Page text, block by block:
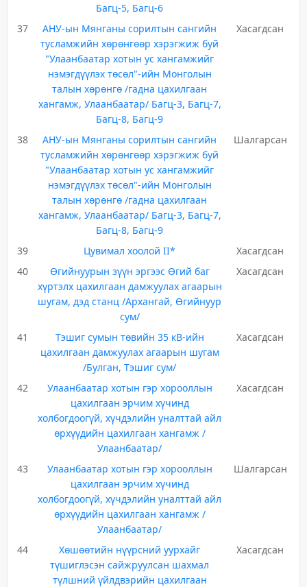
Багц-5, Багц-6
37
АНУ-ын Мянганы сорилтын сангийн
тусламжийн хөрөнгөөр хэрэгжиж буй
"Улаанбаатар хотын ус хангамжийг
нэмэгдүүлэх төсөл"-ийн Монголын
талын хөрөнгө /гадна цахилгаан
хангамж, Улаанбаатар/ Багц-3, Багц-7,
Багц-8, Багц-9
Хасагдсан
38
АНУ-ын Мянганы сорилтын сангийн
тусламжийн хөрөнгөөр хэрэгжиж буй
"Улаанбаатар хотын ус хангамжийг
нэмэгдүүлэх төсөл"-ийн Монголын
талын хөрөнгө /гадна цахилгаан
хангамж, Улаанбаатар/ Багц-3, Багц-7,
Багц-8, Багц-9
Шалгарсан
39 Цувимал хоолой II*
Хасагдсан
40
Өгийнуурын зүүн эргээс Өгий баг
хүртэлх цахилгаан дамжуулах агаарын
шугам, дэд станц /Архангай, Өгийнуур
сум/
Хасагдсан
41
Тэшиг сумын төвийн 35 кВ-ийн
цахилгаан дамжуулах агаарын шугам
/Булган, Тэшиг сум/
Хасагдсан
42
Улаанбаатар хотын гэр хорооллын
цахилгаан эрчим хүчинд
холбогдоогүй, хүчдэлийн уналттай айл
өрхүүдийн цахилгаан хангамж /
Улаанбаатар/
Хасагдсан
43
Улаанбаатар хотын гэр хорооллын
цахилгаан эрчим хүчинд
холбогдоогүй, хүчдэлийн уналттай айл
өрхүүдийн цахилгаан хангамж /
Улаанбаатар/
Шалгарсан
44
Хөшөөтийн нүүрсний уурхайг
түшиглэсэн сайжруулсан шахмал
түлшний үйлдвэрийн цахилгаан
Хасагдсан